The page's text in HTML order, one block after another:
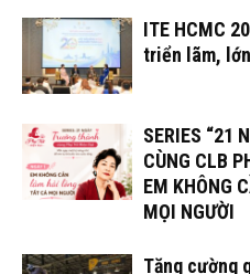
ITE HCMC
triển lãm,
SERIES “21
CÙNG CLB
EM KHÔNG
MỌI NGƯỜI
Tăng cường